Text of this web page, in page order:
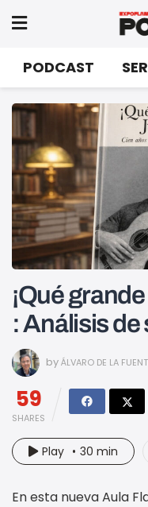
PODCAST
¡Qué
: Análisis de
byÁLVARO DE LA
59
SHARES
Play 30 min
En esta nueva Aula